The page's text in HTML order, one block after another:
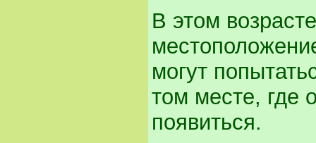
В этом
могут
том месте, где
появиться.